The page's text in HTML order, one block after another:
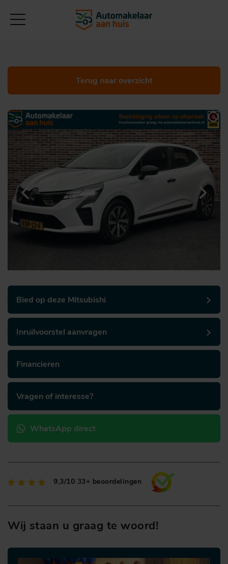
Terug naar overzicht
Bied op deze Mitsubishi
Inruilvoorstel aanvragen
Financieren
Vragen of interesse?
WhatsApp direct
9,3/10 33+ beoordelingen
Wij staan u graag te woord!